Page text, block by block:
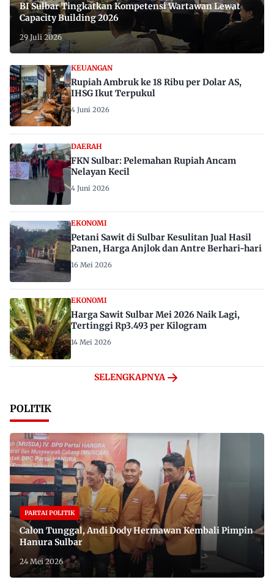
BI Sulbar Tingkatkan Kompetensi Wartawan Lewat
Capacity Building 2026
29 Juli 2026
KEUANGAN
Rupiah Ambruk ke 18 Ribu per Dolar AS,
IHSG Ikut Terpukul
4 Juni 2026
DAERAH
FKN Sulbar: Pelemahan Rupiah Ancam
Nelayan Kecil
4 Juni 2026
EKONOMI
Petani Sawit di Sulbar Kesulitan Jual Hasil
Panen, Harga Anjlok dan Antre Berhari-hari
16 Mei 2026
EKONOMI
Harga Sawit Sulbar Mei 2026 Naik Lagi,
Tertinggi Rp3.493 per Kilogram
14 Mei 2026
SELENGKAPNYA
POLITIK
PARTAI POLITIK
Calon Tunggal, Andi Dody Hermawan Kembali Pimpin
Hanura Sulbar
24 Mei 2026